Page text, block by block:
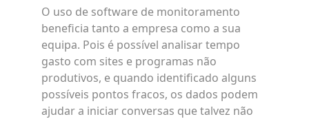
O uso de software de monitoramento
beneficia tanto a empresa como a sua
equipa. Pois é possível analisar tempo
gasto com sites e programas não
produtivos, e quando identificado alguns
possíveis pontos fracos, os dados podem
ajudar a iniciar conversas que talvez não